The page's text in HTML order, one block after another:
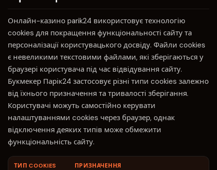
Онлайн-казино parik24 використовує технологію
cookies для покращення функціональності сайту та
персоналізації користувацького досвіду. Файли cookies
є невеликими текстовими файлами, які зберігаються у
браузері користувача під час відвідування сайту.
Букмекер Парік24 застосовує різні типи cookies залежно
від їхнього призначення та тривалості зберігання.
Користувачі можуть самостійно керувати
налаштуваннями cookies через браузер, однак
відключення деяких типів може обмежити
функціональність сайту.
ТИП COOKIES ПРИЗНАЧЕННЯ